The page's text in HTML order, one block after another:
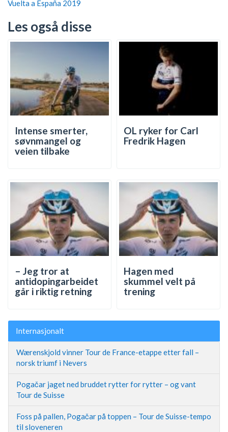
Vuelta a España 2019
Les også disse
Intense smerter,
søvnmangel og
veien tilbake
OL ryker for Carl
Fredrik Hagen
– Jeg tror at
antidopingarbeidet
går i riktig retning
Hagen med
skummel velt på
trening
Internasjonalt
Wærenskjold vinner Tour de France-etappe etter fall –
norsk triumf i Nevers
Pogačar jaget ned bruddet rytter for rytter – og vant
Tour de Suisse
Foss på pallen, Pogačar på toppen – Tour de Suisse-tempo
til sloveneren